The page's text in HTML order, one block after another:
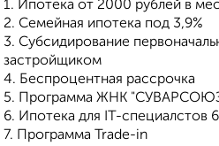
1. Ипотека от 2000 рублей в
2. Семейная ипотека под 3,9%
3. Субсидирование
застройщиком
4. Беспроцентная рассрочка
5. Программа ЖНК
6. Ипотека для IT-специалстов
7. Программа Trade-in